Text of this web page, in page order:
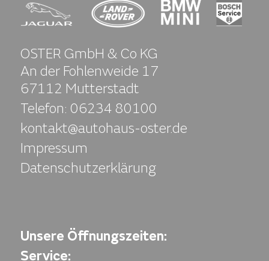
OSTER GmbH & Co KG
An der Fohlenweide 17
67112 Mutterstadt
Telefon: 06234 80100
kontakt@autohaus-oster.de
Impressum
Datenschutzerklärung
Unsere Öffnungszeiten:
Service: